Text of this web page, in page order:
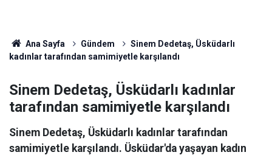
Ana Sayfa Gündem
Sinem Dedetaş, Üsküdarlı
kadınlar tarafından samimiyetle karşılandı
Sinem Dedetaş, Üsküdarlı kadınlar
tarafından samimiyetle karşılandı
Sinem Dedetaş, Üsküdarlı kadınlar tarafından
samimiyetle karşılandı. Üsküdar'da yaşayan kadın